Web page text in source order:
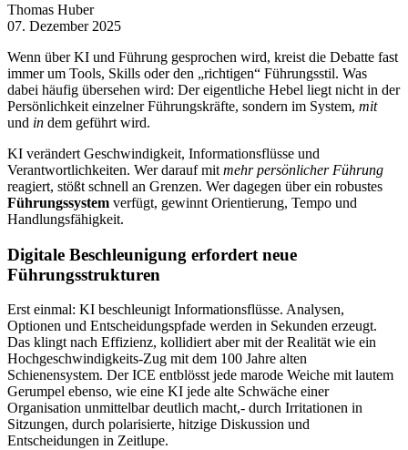
Thomas Huber
07. Dezember 2025
Wenn über KI und Führung gesprochen wird, kreist die Debatte fast
immer um Tools, Skills oder den „richtigen“ Führungsstil. Was
dabei häufig übersehen wird: Der eigentliche Hebel liegt nicht in der
Persönlichkeit einzelner Führungskräfte, sondern im System, mit
und in dem geführt wird.
KI verändert Geschwindigkeit, Informationsflüsse und
Verantwortlichkeiten. Wer darauf mit mehr persönlicher Führung
reagiert, stößt schnell an Grenzen. Wer dagegen über ein robustes
Führungssystem verfügt, gewinnt Orientierung, Tempo und
Handlungsfähigkeit.
Digitale Beschleunigung erfordert neue
Führungsstrukturen
Erst einmal: KI beschleunigt Informationsflüsse. Analysen,
Optionen und Entscheidungspfade werden in Sekunden erzeugt.
Das klingt nach Effizienz, kollidiert aber mit der Realität wie ein
Hochgeschwindigkeits-Zug mit dem 100 Jahre alten
Schienensystem. Der ICE entblösst jede marode Weiche mit lautem
Gerumpel ebenso, wie eine KI jede alte Schwäche einer
Organisation unmittelbar deutlich macht,- durch Irritationen in
Sitzungen, durch polarisierte, hitzige Diskussion und
Entscheidungen in Zeitlupe.